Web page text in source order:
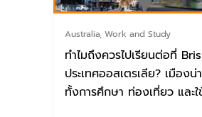
Australia, Work and Study
ทำไมถึงควรไปเรียนต่อที่
ประเทศออสเตรเลีย? เมืองน่
ทั้งการศึกษา ท่องเที่ยว และ